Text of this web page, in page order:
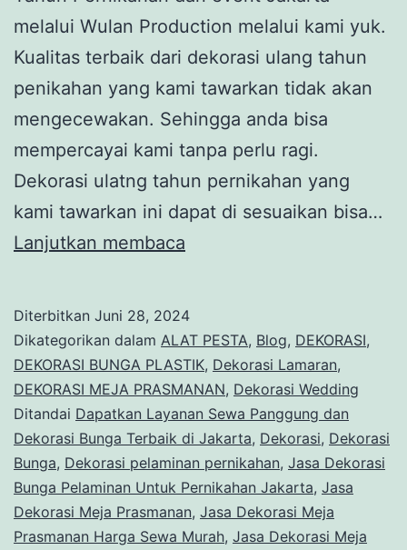
melalui Wulan Production melalui kami yuk.
Kualitas terbaik dari dekorasi ulang tahun
penikahan yang kami tawarkan tidak akan
mengecewakan. Sehingga anda bisa
mempercayai kami tanpa perlu ragi.
Dekorasi ulatng tahun pernikahan yang
kami tawarkan ini dapat di sesuaikan bisa…
Lanjutkan membaca
Tahun
Pernikahan
dan
event
Jakarta
Diterbitkan Juni 28, 2024
Dikategorikan dalam ALAT PESTA, Blog, DEKORASI,
DEKORASI BUNGA PLASTIK, Dekorasi Lamaran,
DEKORASI MEJA PRASMANAN, Dekorasi Wedding
Ditandai Dapatkan Layanan Sewa Panggung dan
Dekorasi Bunga Terbaik di Jakarta, Dekorasi, Dekorasi
Bunga, Dekorasi pelaminan pernikahan, Jasa Dekorasi
Bunga Pelaminan Untuk Pernikahan Jakarta, Jasa
Dekorasi Meja Prasmanan, Jasa Dekorasi Meja
Prasmanan Harga Sewa Murah, Jasa Dekorasi Meja